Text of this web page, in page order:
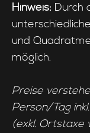
Hinweis: Durch
und
möglich.
Preise
Person/Tag
(exkl. Ortstaxe